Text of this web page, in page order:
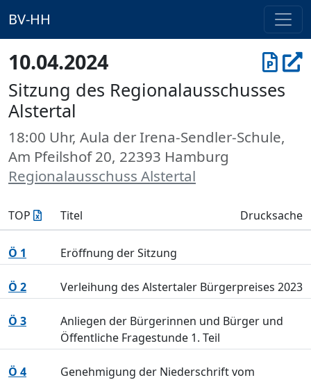
BV-HH
10.04.2024
Sitzung des Regionalausschusses
Alstertal
18:00 Uhr, Aula der Irena-Sendler-Schule,
Am Pfeilshof 20, 22393 Hamburg
Regionalausschuss Alstertal
TOP Titel Drucksache
Ö 1 Eröffnung der Sitzung
Ö 2 Verleihung des Alstertaler Bürgerpreises 2023
Ö 3
Anliegen der Bürgerinnen und Bürger und
Öffentliche Fragestunde 1. Teil
Ö 4
Genehmigung der Niederschrift vom